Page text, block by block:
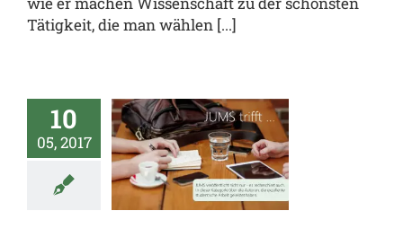
Tätigkeit, die man wählen [...]
10
05, 2017
trifft …